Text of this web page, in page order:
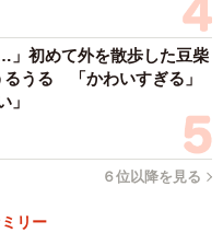
」初めて外を散歩した豆柴
うる 「かわいすぎる」
」
６位以降を見る
リー